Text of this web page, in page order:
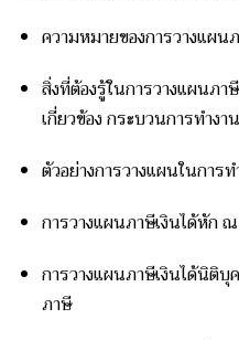
ความหมายของการวางแผน
สิ่งที่ต้องรู้ในการวางแผนภ
เกี่ยวข้อง กระบวนการทำง
ตัวอย่างการวางแผนในการ
การวางแผนภาษีเงินได้หัก
การวางแผนภาษีเงินได้นิติ
ภาษี